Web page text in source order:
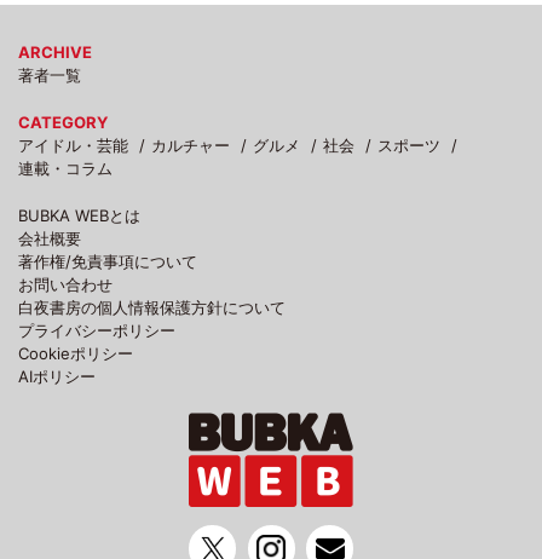
ARCHIVE
著者一覧
CATEGORY
アイドル・芸能
カルチャー グルメ 社会
スポーツ
連載・コラム
BUBKA WEBとは
会社概要
著作権/免責事項について
お問い合わせ
白夜書房の個人情報保護方針について
プライバシーポリシー
Cookieポリシー
AIポリシー